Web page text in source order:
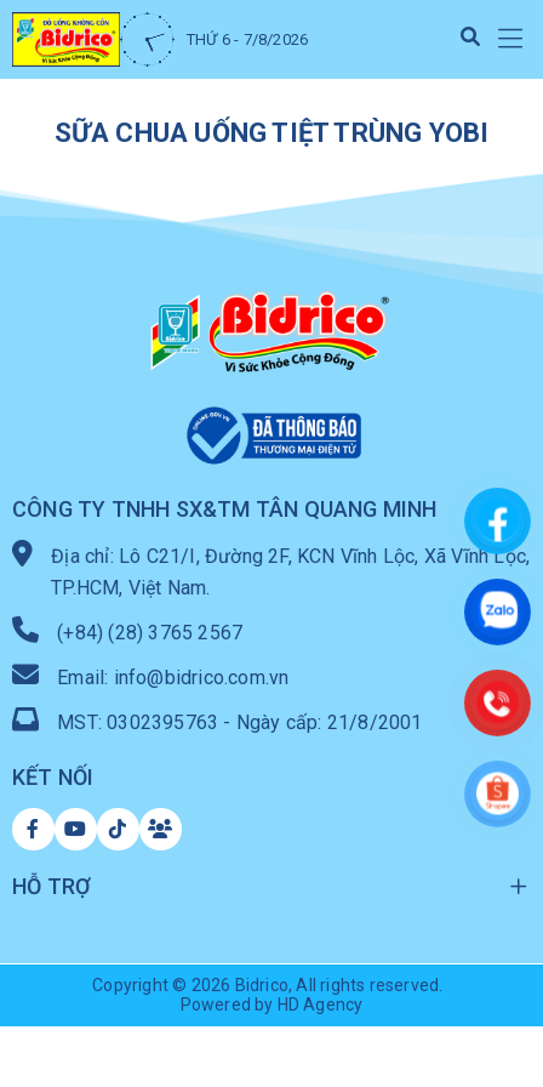
THỨ 6 - 7/8/2026
SỮA CHUA UỐNG TIỆT TRÙNG YOBI
CÔNG TY TNHH SX&TM TÂN QUANG MINH
Địa chỉ: Lô C21/I, Đường 2F, KCN Vĩnh Lộc, Xã Vĩnh Lộc,
TP.HCM, Việt Nam.
(+84) (28) 3765 2567
Email: info@bidrico.com.vn
MST: 0302395763 - Ngày cấp: 21/8/2001
KẾT NỐI
HỖ TRỢ
Copyright © 2026 Bidrico, All rights reserved.
Powered by HD Agency